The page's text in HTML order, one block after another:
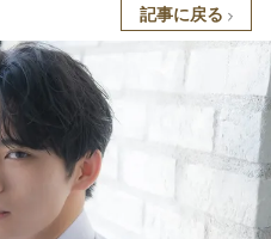
記事に戻る